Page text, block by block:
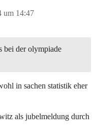
um 14:47
bei der olympiade
in sachen statistik eher
als jubelmeldung durch